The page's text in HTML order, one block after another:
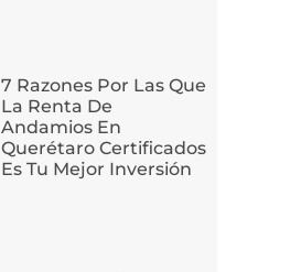
7 Razones Por Las Que
La Renta De
Andamios En
Querétaro Certificados
Es Tu Mejor Inversión